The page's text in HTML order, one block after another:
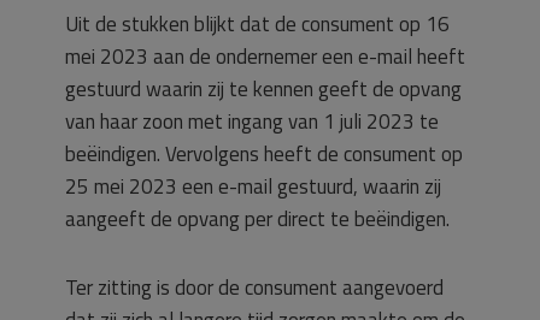
Uit de stukken blijkt dat de consument op 16
mei 2023 aan de ondernemer een e-mail heeft
gestuurd waarin zij te kennen geeft de opvang
van haar zoon met ingang van 1 juli 2023 te
beëindigen. Vervolgens heeft de consument op
25 mei 2023 een e-mail gestuurd, waarin zij
aangeeft de opvang per direct te beëindigen.
Ter zitting is door de consument aangevoerd